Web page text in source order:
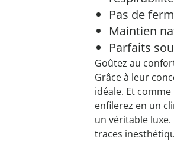
Pas de
Maintien
Parfaits
Goûtez au
Grâce à leur
idéale. Et
enfilerez en un
un véritable
traces